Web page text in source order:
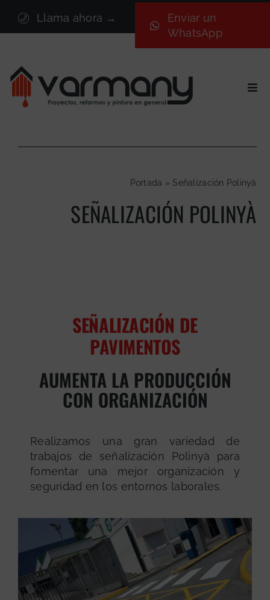
contenido
Llama ahora →
Enviar un
WhatsApp
Sectores
Portada » Señalización Polinyà
SEÑALIZACIÓN POLINYÀ
SEÑALIZACIÓN DE
PAVIMENTOS
AUMENTA LA PRODUCCIÓN
CON ORGANIZACIÓN
Realizamos una gran variedad de
trabajos de señalización Polinyà para
fomentar una mejor organización y
seguridad en los entornos laborales.